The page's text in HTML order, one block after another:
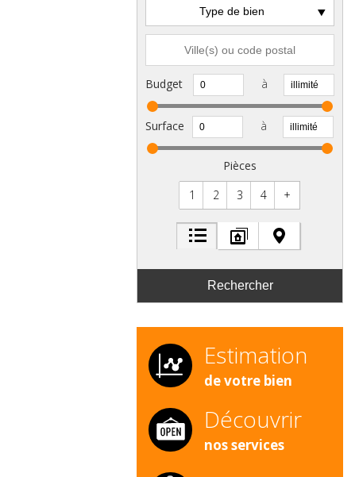
Type de bien
Budget à
Surface à
Pièces
1
2 3 4 +
Estimation
de votre bien
Découvrir
nos services